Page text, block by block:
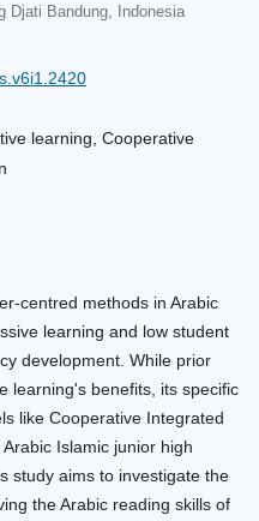
Djati Bandung, Indonesia
learning, Cooperative
centred methods in Arabic
learning and low student
development. While prior
learning's benefits, its specific
like Cooperative Integrated
Islamic junior high
study aims to investigate the
the Arabic reading skills of